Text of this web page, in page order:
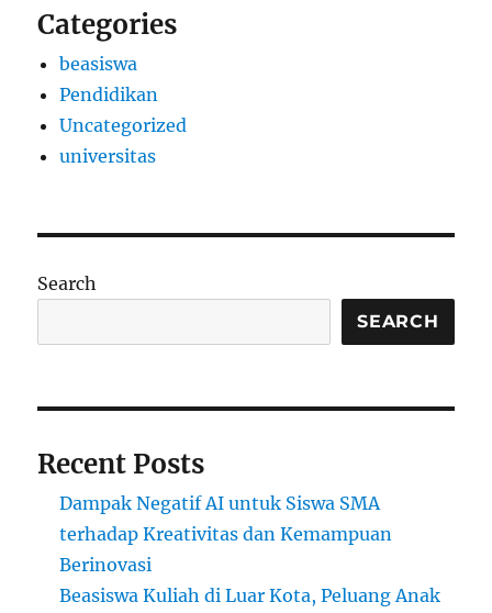
Categories
beasiswa
Pendidikan
Uncategorized
universitas
Search
SEARCH
Recent Posts
Dampak Negatif AI untuk Siswa SMA
terhadap Kreativitas dan Kemampuan
Berinovasi
Beasiswa Kuliah di Luar Kota, Peluang Anak